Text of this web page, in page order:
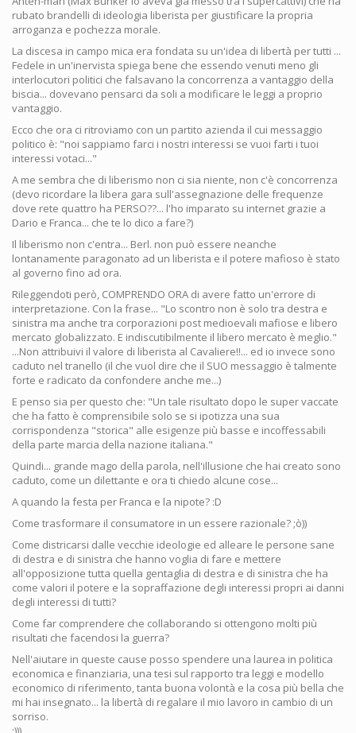
rubato brandelli di ideologia liberista per giustificare la propria
arroganza e pochezza morale.
La discesa in campo mica era fondata su un'idea di libertà per tutti ...
Fedele in un'inervista spiega bene che essendo venuti meno gli
interlocutori politici che falsavano la concorrenza a vantaggio della
biscia... dovevano pensarci da soli a modificare le leggi a proprio
vantaggio.
Ecco che ora ci ritroviamo con un partito azienda il cui messaggio
politico è: "noi sappiamo farci i nostri interessi se vuoi farti i tuoi
interessi votaci..."
A me sembra che di liberismo non ci sia niente, non c'è concorrenza
(devo ricordare la libera gara sull'assegnazione delle frequenze
dove rete quattro ha PERSO??... l'ho imparato su internet grazie a
Dario e Franca... che te lo dico a fare?)
Il liberismo non c'entra... Berl. non può essere neanche
lontanamente paragonato ad un liberista e il potere mafioso è stato
al governo fino ad ora.
Rileggendoti però, COMPRENDO ORA di avere fatto un'errore di
interpretazione. Con la frase... "Lo scontro non è solo tra destra e
sinistra ma anche tra corporazioni post medioevali mafiose e libero
mercato globalizzato. E indiscutibilmente il libero mercato è meglio."
...Non attribuivi il valore di liberista al Cavaliere!!... ed io invece sono
caduto nel tranello (il che vuol dire che il SUO messaggio è talmente
forte e radicato da confondere anche me...)
E penso sia per questo che: "Un tale risultato dopo le super vaccate
che ha fatto è comprensibile solo se si ipotizza una sua
corrispondenza "storica" alle esigenze più basse e incoffessabili
della parte marcia della nazione italiana."
Quindi... grande mago della parola, nell'illusione che hai creato sono
caduto, come un dilettante e ora ti chiedo alcune cose...
A quando la festa per Franca e la nipote? :D
Come trasformare il consumatore in un essere razionale? ;ò))
Come districarsi dalle vecchie ideologie ed alleare le persone sane
di destra e di sinistra che hanno voglia di fare e mettere
all'opposizione tutta quella gentaglia di destra e di sinistra che ha
come valori il potere e la sopraffazione degli interessi propri ai danni
degli interessi di tutti?
Come far comprendere che collaborando si ottengono molti più
risultati che facendosi la guerra?
Nell'aiutare in queste cause posso spendere una laurea in politica
economica e finanziaria, una tesi sul rapporto tra leggi e modello
economico di riferimento, tanta buona volontà e la cosa più bella che
mi hai insegnato... la libertà di regalare il mio lavoro in cambio di un
sorriso.